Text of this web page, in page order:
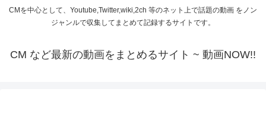
CMを中心として、Youtube,Twitter,wiki,2ch 等のネット上で話題の動画 をノン
ジャンルで収集してまとめて記録するサイトです。
CM など最新の動画をまとめるサイト ~ 動画NOW!!